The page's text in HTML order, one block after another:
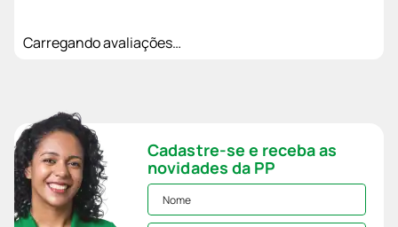
Carregando avaliações…
Cadastre-se e receba as
novidades da PP